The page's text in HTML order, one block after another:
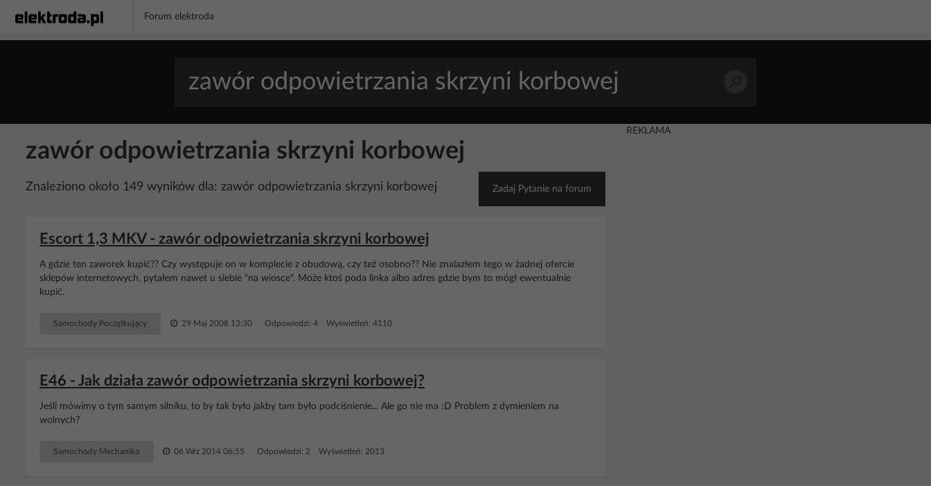
Forum elektroda
zawór odpowietrzania skrzyni korbowej
Znaleziono około 149 wyników dla: zawór odpowietrzania skrzyni korbowej Zadaj Pytanie na forum
Escort 1,3 MKV - zawór odpowietrzania skrzyni korbowej
A gdzie ten zaworek kupić?? Czy występuje on w komplecie z obudową, czy też osobno?? Nie znalazłem tego w żadnej ofercie
sklepów internetowych, pytałem nawet u siebie "na wiosce". Może ktoś poda linka albo adres gdzie bym to mógł ewentualnie
kupić.
Samochody Początkujący 29 Maj 2008 13:30 Odpowiedzi: 4 Wyświetleń: 4110
E46 - Jak działa zawór odpowietrzania skrzyni korbowej?
Jeśli mówimy o tym samym silniku, to by tak było jakby tam było podciśnienie... Ale go nie ma :D Problem z dymieniem na
wolnych?
Samochody Mechanika 06 Wrz 2014 06:55 Odpowiedzi: 2 Wyświetleń: 2013
REKLAMA